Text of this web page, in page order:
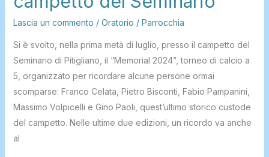
Lascia un commento / Oratorio / Parrocchia
Si è svolto, nella prima metà di luglio, presso il campetto del
Seminario di Pitigliano, il “Memorial 2024”, torneo di calcio a
5, organizzato per ricordare alcune persone ormai
scomparse: Franco Celata, Pietro Bisconti, Fabio Pampanini,
Massimo Volpicelli e Gino Paoli, quest’ultimo storico custode
del campetto. Nelle ultime due edizioni, un ricordo va anche
al